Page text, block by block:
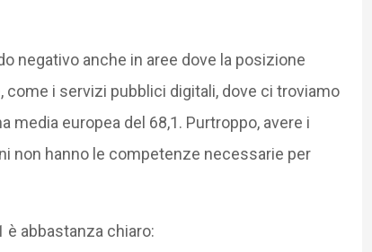
negativo anche in aree dove la posizione
come i servizi pubblici digitali, dove ci troviamo
media europea del 68,1. Purtroppo, avere i
non hanno le competenze necessarie per
è abbastanza chiaro: